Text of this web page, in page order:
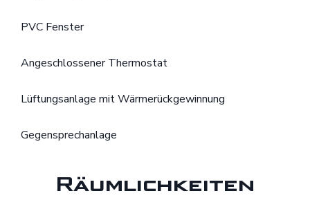
PVC Fenster
Angeschlossener Thermostat
Lüftungsanlage mit Wärmerückgewinnung
Gegensprechanlage
Räumlichkeiten